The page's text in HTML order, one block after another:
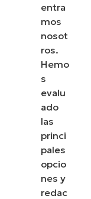
entra
mos
nosot
ros.
Hemo
s
evalu
ado
las
princi
pales
opcio
nes y
redac